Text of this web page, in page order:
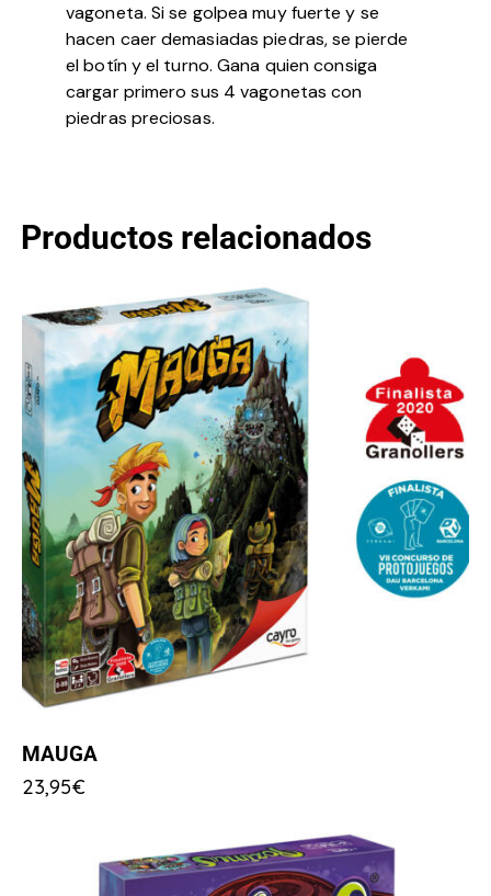
vagoneta. Si se golpea muy fuerte y se
hacen caer demasiadas piedras, se pierde
el botín y el turno. Gana quien consiga
cargar primero sus 4 vagonetas con
piedras preciosas.
Productos relacionados
MAUGA
23,95€